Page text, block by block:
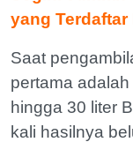
yang Terdaftar
Saat
pertama
hingga 30 liter
kali hasilnya